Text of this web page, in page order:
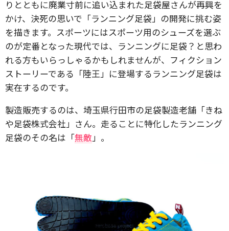
りとともに廃業寸前に追い込まれた足袋屋さんが再興を
かけ、決死の思いで「ランニング足袋」の開発に挑む姿
を描きます。スポーツにはスポーツ用のシューズを選ぶ
のが定番となった現代では、ランニングに足袋？と思わ
れる方もいらっしゃるかもしれませんが、フィクション
ストーリーである「陸王」に登場するランニング足袋は
実在するのです。
製造販売するのは、埼玉県行田市の足袋製造老舗「きね
や足袋株式会社」さん。走ることに特化したランニング
足袋のその名は「無敵」。